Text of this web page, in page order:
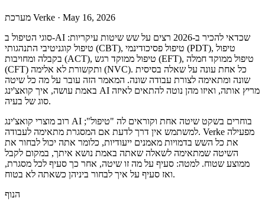
מערכת Verke · May 16, 2026
סוגי הטיפול ב-AI שכדאי להכיר ב-2026 רצים על שש שיטות עיקריות:
טיפול קוגניטיבי התנהגותי (CBT), טיפול פסיכודינמי (PDT), טיפול
בקבלה ומחויבות (ACT), טיפול ממוקד רגש (EFT), טיפול ממוקד חמלה
(CFT) ותקשורת לא אלימה (NVC). כל אחת עונה על שאלה בסיסית
שונה ומתאימה לצורת עבודה שונה. המאמר הזה עובר על מה כל שיטה
באמת עושה, איך קואצ'ינג AI מריץ אותה, ואיזו מהן נוטה להתאים לאיזה
סוג של בעיה.
רוב מוצרי קואצ'ינג AI בוחרים בשקט שיטה אחת וקוראים לה "טיפול";
למשתמש אין דרך לדעת אם המסגרת מתאימה לעבודה. Verke מפעילה
את כל השש בדמויות מאמנים ייעודיות, כלומר אתה יכול לבחור את
השיטה שמתאימה לשאלה שאתה באמת נושא איתך, במקום לקבל
ממוצע שטוח. למטה: סעיף על מה זו שיטה, אחר כך סעיף לכל מסגרת,
ואז סעיף על איך לבחור ביניהן כשאתה לא בטוח.
הנוף